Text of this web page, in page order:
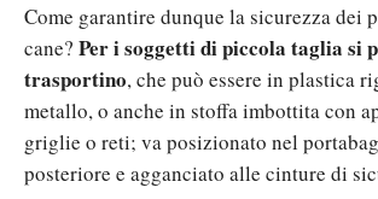
Come garantire dunque la sicurezza dei
cane? Per i soggetti di piccola taglia si
trasportino, che può essere in plastica
metallo, o anche in stoffa imbottita con
griglie o reti; va posizionato nel
posteriore e agganciato alle cinture di